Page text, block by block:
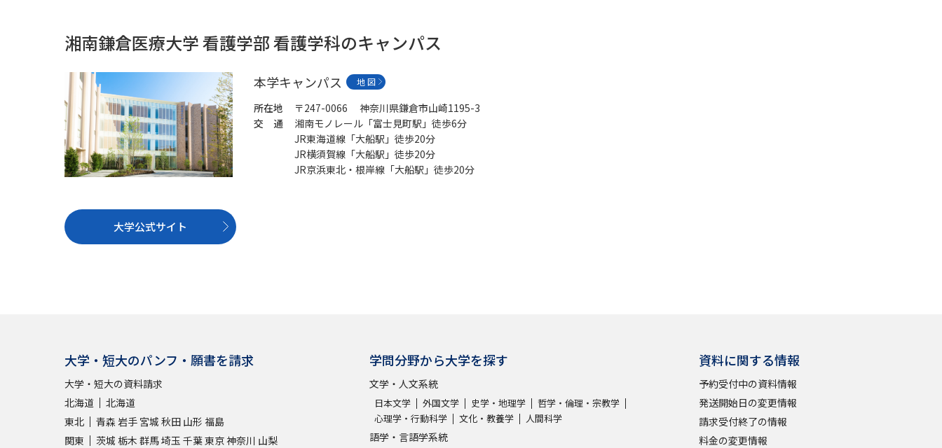
Ｑ＆Ａ よくあるご質問
受験情報リンク
湘南鎌倉医療大学 看護学部 看護学科のキャンパス
本学キャンパス 地 図
所在地
〒247-0066 神奈川県鎌倉市山崎1195-3
交 通
湘南モノレール「富士見町駅」徒歩6分
JR東海道線「大船駅」徒歩20分
JR横須賀線「大船駅」徒歩20分
JR京浜東北・根岸線「大船駅」徒歩20分
大学公式サイト
大学・短大のパンフ・願書を請求
大学・短大の資料請求
北海道
北海道
東北
青森 岩手 宮城 秋田 山形 福島
関東
茨城 栃木 群馬埼玉 千葉東京神奈川 山梨
学問分野から大学を探す
文学・人文系統
日本文学 外国文学 史学・地理学
哲学・倫理・宗教学
心理学・行動科学
文化・教養学 人間科学
語学・言語学系統
資料に関する情報
予約受付中の資料情報
発送開始日の変更情報
請求受付終了の情報
料金の変更情報